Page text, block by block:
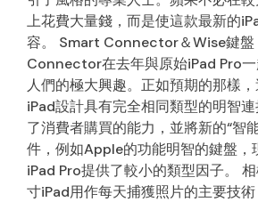
上花費大量錢，而是使這款最新的
容。 Smart Connector＆Wise鍵盤
Connector在去年與原始iPad Pro
人們的極大興趣。正如預期的那樣
iPad設計具有完全相同類型的明智
了消費者購買的能力，並將新的“智
件，例如Apple的功能明智的鍵盤，
iPad Pro提供了較小的類型因子。
寸iPad用作每天捕獲照片的主要技